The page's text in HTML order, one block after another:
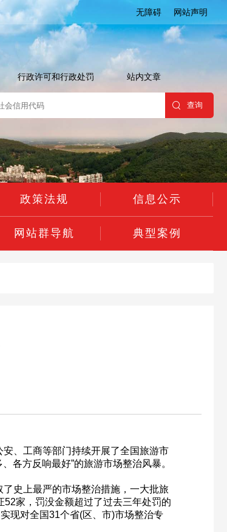
无障碍 网站声明
行政许可和行政处罚 站内文章
政策法规 信息公示
网站群导航 典型案例
、工商等部门持续开展了全国旅游市
各方反响最好”的旅游市场整治风暴。
史上最严的市场整治措施，一大批旅
家，罚没金额超过了过去三年处罚的
现对全国31个省(区、市)市场整治专